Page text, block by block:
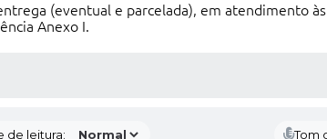
(eventual e parcelada), em atendimento
Anexo I.
de leitura: Tom